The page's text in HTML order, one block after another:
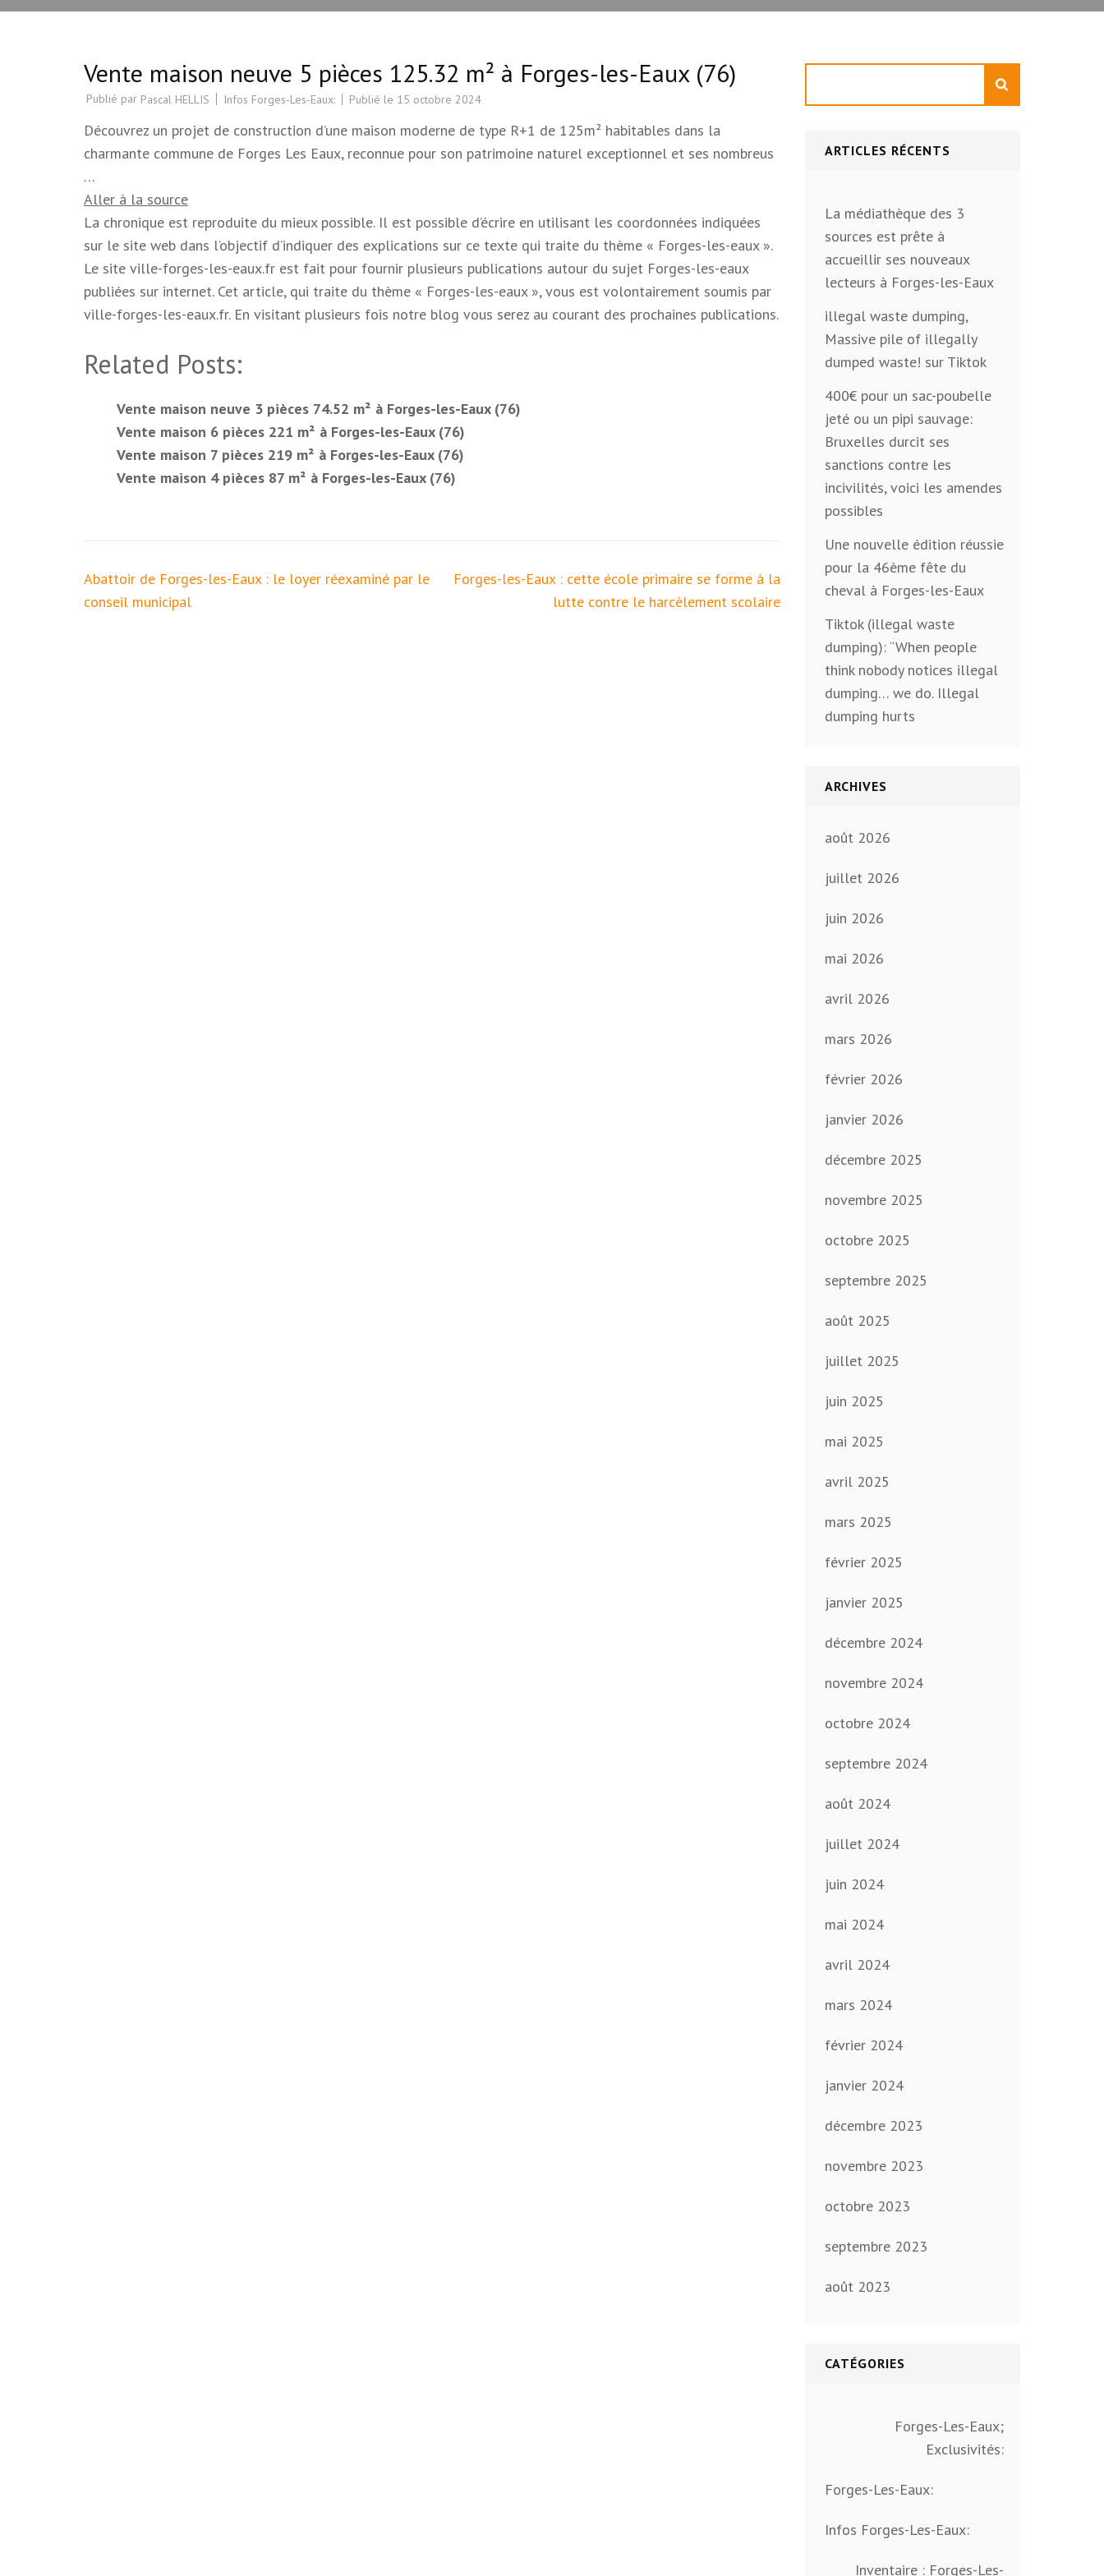
Vente maison neuve 5 pièces 125.32 m² à Forges-les-Eaux (76)
Publié par Pascal HELLIS Infos Forges-Les-Eaux: Publié le 15 octobre 2024
Découvrez un projet de construction d’une maison moderne de type R+1 de 125m² habitables dans la
charmante commune de Forges Les Eaux, reconnue pour son patrimoine naturel exceptionnel et ses nombreus
…
Aller à la source
La chronique est reproduite du mieux possible. Il est possible d’écrire en utilisant les coordonnées indiquées
sur le site web dans l’objectif d’indiquer des explications sur ce texte qui traite du thème « Forges-les-eaux ».
Le site ville-forges-les-eaux.fr est fait pour fournir plusieurs publications autour du sujet Forges-les-eaux
publiées sur internet. Cet article, qui traite du thème « Forges-les-eaux », vous est volontairement soumis par
ville-forges-les-eaux.fr. En visitant plusieurs fois notre blog vous serez au courant des prochaines publications.
Related Posts:
Vente maison neuve 3 pièces 74.52 m² à Forges-les-Eaux (76)
Vente maison 6 pièces 221 m² à Forges-les-Eaux (76)
Vente maison 7 pièces 219 m² à Forges-les-Eaux (76)
Vente maison 4 pièces 87 m² à Forges-les-Eaux (76)
Navigation
de
Abattoir de Forges-les-Eaux : le loyer réexaminé par le
conseil municipal
Forges-les-Eaux : cette école primaire se forme à la
lutte contre le harcèlement scolaire
ARTICLES RÉCENTS
La médiathèque des 3
sources est prête à
accueillir ses nouveaux
lecteurs à Forges-les-Eaux
illegal waste dumping,
Massive pile of illegally
dumped waste! sur Tiktok
400€ pour un sac-poubelle
jeté ou un pipi sauvage:
Bruxelles durcit ses
sanctions contre les
incivilités, voici les amendes
possibles
Une nouvelle édition réussie
pour la 46ème fête du
cheval à Forges-les-Eaux
Tiktok (illegal waste
dumping): “When people
think nobody notices illegal
dumping… we do. Illegal
dumping hurts
ARCHIVES
août 2026
juillet 2026
juin 2026
mai 2026
avril 2026
mars 2026
février 2026
janvier 2026
décembre 2025
novembre 2025
octobre 2025
septembre 2025
août 2025
juillet 2025
juin 2025
mai 2025
avril 2025
mars 2025
février 2025
janvier 2025
décembre 2024
novembre 2024
octobre 2024
septembre 2024
août 2024
juillet 2024
juin 2024
mai 2024
avril 2024
mars 2024
février 2024
janvier 2024
décembre 2023
novembre 2023
octobre 2023
septembre 2023
août 2023
CATÉGORIES
Forges-Les-Eaux;
Exclusivités:
Forges-Les-Eaux:
Infos Forges-Les-Eaux:
Inventaire : Forges-Les-